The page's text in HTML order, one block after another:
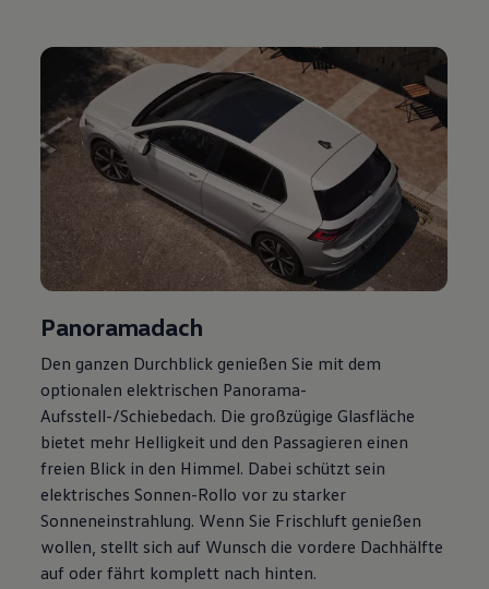
Panoramadach
Den ganzen Durchblick genießen Sie mit dem
optionalen elektrischen Panorama-
Aufsstell-/Schiebedach. Die großzügige Glasfläche
bietet mehr Helligkeit und den Passagieren einen
freien Blick in den Himmel. Dabei schützt sein
elektrisches Sonnen-Rollo vor zu starker
Sonneneinstrahlung. Wenn Sie Frischluft genießen
wollen, stellt sich auf Wunsch die vordere Dachhälfte
auf oder fährt komplett nach hinten.